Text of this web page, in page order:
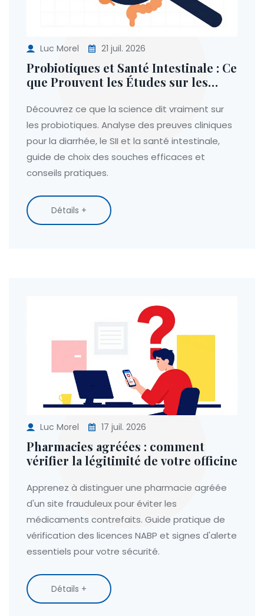
Luc Morel 21 juil. 2026
Probiotiques et Santé Intestinale : Ce
que Prouvent les Études sur les
Découvrez ce que la science dit vraiment sur
les probiotiques. Analyse des preuves cliniques
pour la diarrhée, le SII et la santé intestinale,
guide de choix des souches efficaces et
conseils pratiques.
Détails +
Luc Morel 17 juil. 2026
Pharmacies agréées : comment
vérifier la légitimité de votre officine
Apprenez à distinguer une pharmacie agréée
d'un site frauduleux pour éviter les
médicaments contrefaits. Guide pratique de
vérification des licences NABP et signes d'alerte
essentiels pour votre sécurité.
Détails +